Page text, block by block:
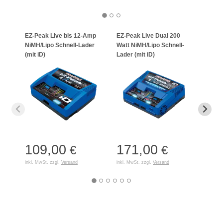
EZ-Peak Live bis 12-Amp
NiMH/Lipo Schnell-Lader
(mit iD)
109,00 €
inkl. MwSt. zzgl. Versand
EZ-Peak Live Dual 200
Watt NiMH/Lipo Schnell-
Lader (mit iD)
171,00 €
inkl. MwSt. zzgl. Versand